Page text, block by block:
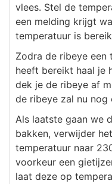
vlees. Stel de
een melding krijgt
temperatuur is
Zodra de ribeye een
heeft bereikt haal je
dek je de ribeye af
de ribeye zal nu nog
Als laatste gaan we
bakken, verwijder
temperatuur naar
voorkeur een
laat deze op